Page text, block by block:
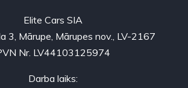
Elite Cars SIA
3, Mārupe, Mārupes nov., LV-2167
Nr. LV44103125974
Darba laiks: